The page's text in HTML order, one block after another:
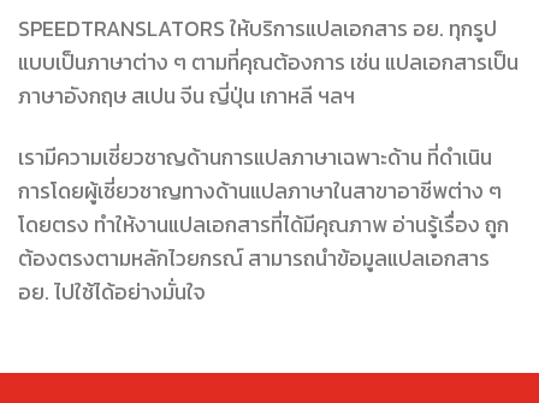
SPEEDTRANSLATORS ให้บริการแปลเอกสาร อย. ทุกรูป
แบบเป็นภาษาต่าง ๆ ตามที่คุณต้องการ เช่น แปลเอกสารเป็น
ภาษาอังกฤษ สเปน จีน ญี่ปุ่น เกาหลี ฯลฯ
เรามีความเชี่ยวชาญด้านการแปลภาษาเฉพาะด้าน ที่ดำเนิน
การโดยผู้เชี่ยวชาญทางด้านแปลภาษาในสาขาอาชีพต่าง ๆ
โดยตรง ทำให้งานแปลเอกสารที่ได้มีคุณภาพ อ่านรู้เรื่อง ถูก
ต้องตรงตามหลักไวยกรณ์ สามารถนำข้อมูลแปลเอกสาร
อย. ไปใช้ได้อย่างมั่นใจ